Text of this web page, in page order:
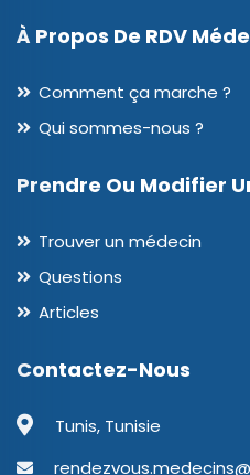
À Propos De RDV
Comment ça marche ?
Qui sommes-nous ?
Prendre Ou Modifier
Trouver un médecin
Questions
Articles
Contactez-Nous
Tunis, Tunisie